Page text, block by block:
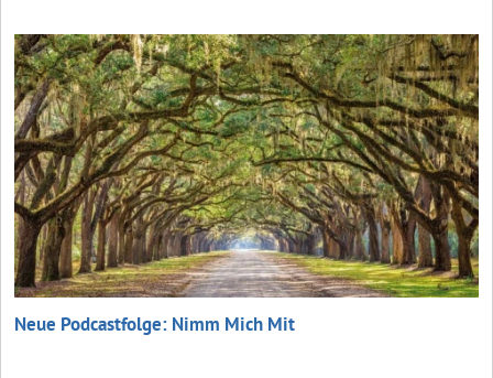
Neue Podcastfolge: Nimm Mich Mit